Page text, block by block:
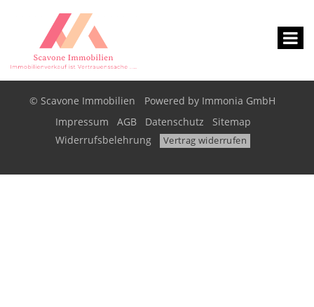
© Scavone Immobilien Powered by Immonia GmbH
Impressum
AGB Datenschutz
Sitemap
Widerrufsbelehrung
Vertrag widerrufen